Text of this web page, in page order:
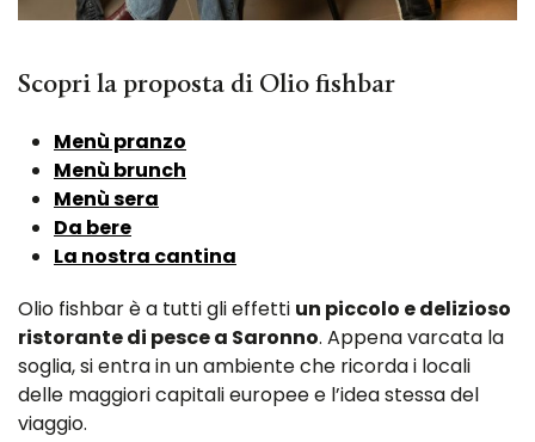
Scopri la proposta di Olio fishbar
Menù pranzo
Menù brunch
Menù sera
Da bere
La nostra cantina
Olio fishbar è a tutti gli effetti un piccolo e delizioso
ristorante di pesce a Saronno. Appena varcata la
soglia, si entra in un ambiente che ricorda i locali
delle maggiori capitali europee e l’idea stessa del
viaggio.